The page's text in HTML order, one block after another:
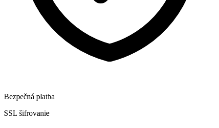
Bezpečná platba
SSL šifrovanie